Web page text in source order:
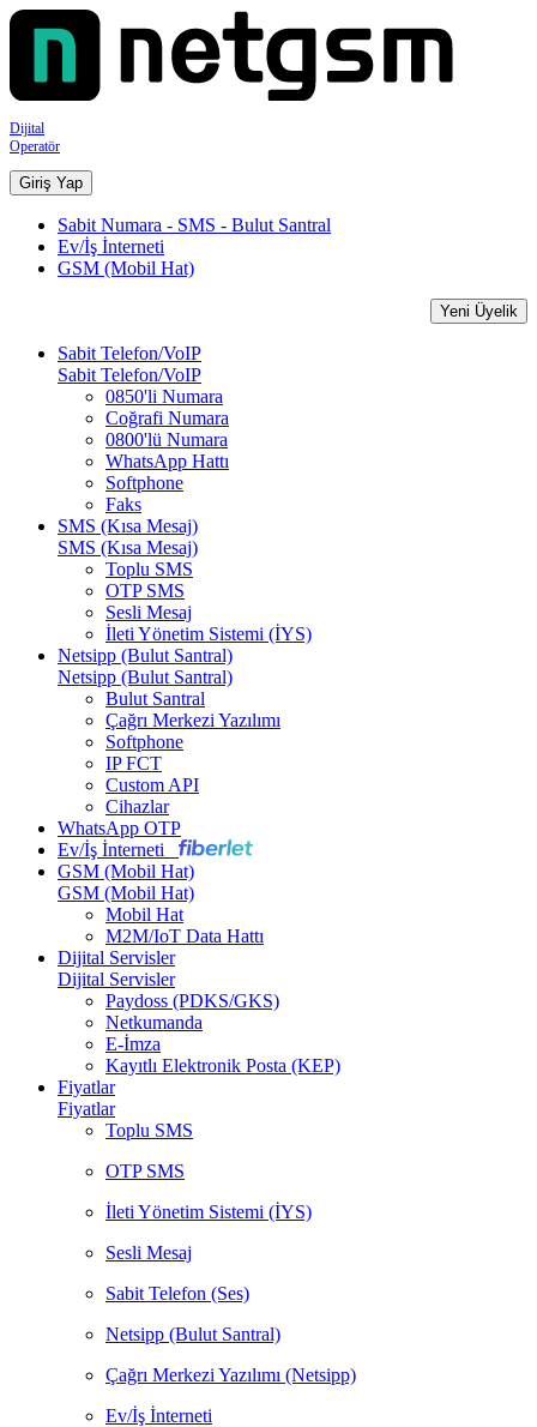
Dijital
Operatör
Giriş Yap
Sabit Numara - SMS - Bulut Santral
Ev/İş İnterneti
GSM (Mobil Hat)
Yeni Üyelik
Sabit Telefon/VoIP
Sabit Telefon/VoIP
0850'li Numara
Coğrafi Numara
0800'lü Numara
WhatsApp Hattı
Softphone
Faks
SMS (Kısa Mesaj)
SMS (Kısa Mesaj)
Toplu SMS
OTP SMS
Sesli Mesaj
İleti Yönetim Sistemi (İYS)
Netsipp (Bulut Santral)
Netsipp (Bulut Santral)
Bulut Santral
Çağrı Merkezi Yazılımı
Softphone
IP FCT
Custom API
Cihazlar
WhatsApp OTP
Ev/İş İnterneti
GSM (Mobil Hat)
GSM (Mobil Hat)
Mobil Hat
M2M/IoT Data Hattı
Dijital Servisler
Dijital Servisler
Paydoss (PDKS/GKS)
Netkumanda
E-İmza
Kayıtlı Elektronik Posta (KEP)
Fiyatlar
Fiyatlar
Toplu SMS
OTP SMS
İleti Yönetim Sistemi (İYS)
Sesli Mesaj
Sabit Telefon (Ses)
Netsipp (Bulut Santral)
Çağrı Merkezi Yazılımı (Netsipp)
Ev/İş İnterneti